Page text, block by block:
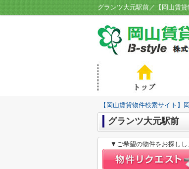
グランツ大元駅前／【岡山賃
【岡山賃貸物件検索サイト】
グランツ大元駅前
▼ご希望の物件をお探しし